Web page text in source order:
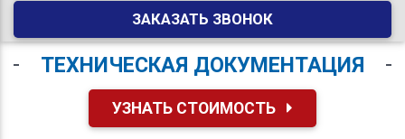
ЗАКАЗАТЬ ЗВОНОК
ТЕХНИЧЕСКАЯ ДОКУМЕНТАЦИЯ
УЗНАТЬ СТОИМОСТЬ